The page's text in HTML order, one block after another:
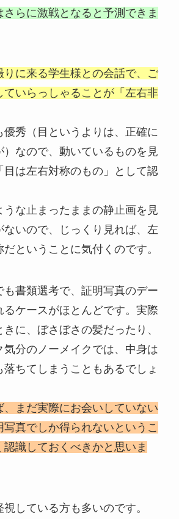
らに激戦となると予測できま
りに来る学生様との会話で、ご
ていらっしゃることが「左右非
優秀（目というよりは、正確に
）なので、動いているものを見
目は左右対称のもの」として認
うな止まったままの静止画を見
ないので、じっくり見れば、左
ということに気付くのです。
も書類選考で、証明写真のデー
るケースがほとんどです。実際
に、ぼさぼさの髪だったり、
気分のノーメイクでは、中身は
ちてしまうこともあるでしょ
、まだ実際にお会いしていない
写真でしか得られないというこ
認識しておくべきかと思いま
している方も多いのです。